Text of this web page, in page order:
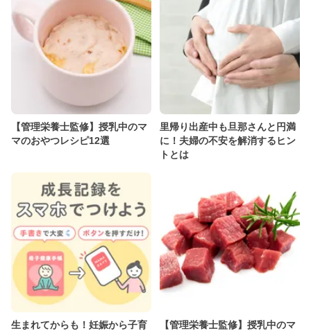
【管理栄養士監修】授乳中のマ
マのおやつレシピ12選
里帰り出産中も旦那さんと円満
に！夫婦の不安を解消するヒン
トとは
生まれてからも！妊娠から子育
【管理栄養士監修】授乳中のマ